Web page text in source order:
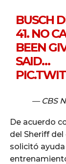
BUSCH
41. NO
BEEN
SAID…
— CBS
De acuerdo
del Sheriff
solicitó